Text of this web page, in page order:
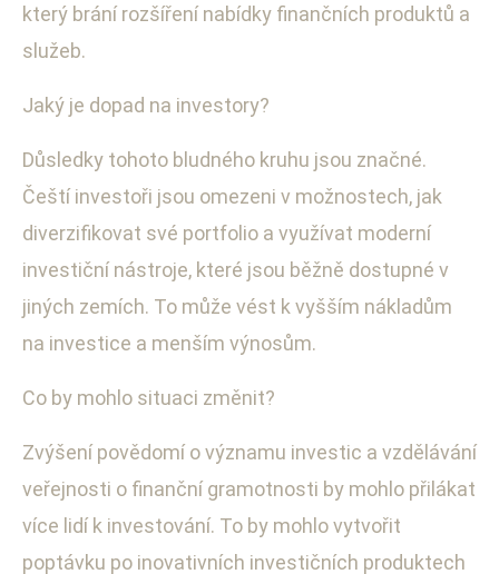
který brání rozšíření nabídky finančních produktů a
služeb.
Jaký je dopad na investory?
Důsledky tohoto bludného kruhu jsou značné.
Čeští investoři jsou omezeni v možnostech, jak
diverzifikovat své portfolio a využívat moderní
investiční nástroje, které jsou běžně dostupné v
jiných zemích. To může vést k vyšším nákladům
na investice a menším výnosům.
Co by mohlo situaci změnit?
Zvýšení povědomí o významu investic a vzdělávání
veřejnosti o finanční gramotnosti by mohlo přilákat
více lidí k investování. To by mohlo vytvořit
poptávku po inovativních investičních produktech